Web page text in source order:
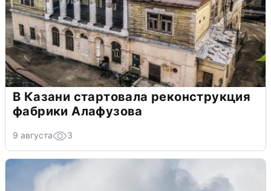
В Казани стартовала реконструкция
фабрики Алафузова
9 августа 3